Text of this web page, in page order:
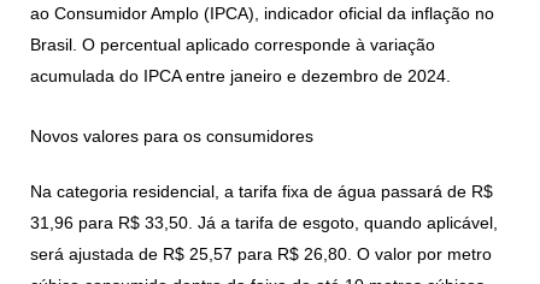
ao Consumidor Amplo (IPCA), indicador oficial da inflação no
Brasil. O percentual aplicado corresponde à variação
acumulada do IPCA entre janeiro e dezembro de 2024.
Novos valores para os consumidores
Na categoria residencial, a tarifa fixa de água passará de R$
31,96 para R$ 33,50. Já a tarifa de esgoto, quando aplicável,
será ajustada de R$ 25,57 para R$ 26,80. O valor por metro